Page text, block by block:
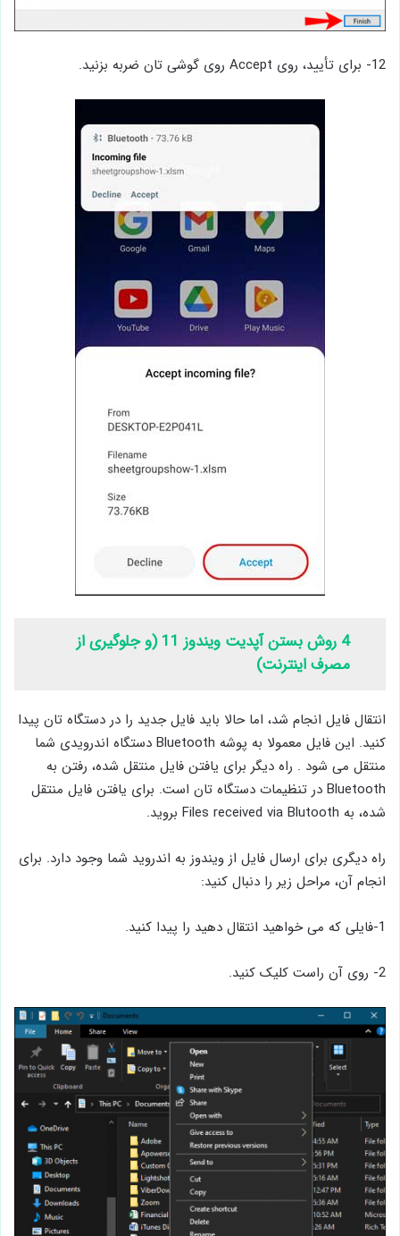
12- برای تأیید، روی Accept روی گوشی تان ضربه بزنید.
4 روش بستن آپدیت ویندوز 11 (و جلوگیری از
مصرف اینترنت)
انتقال فایل انجام شد، اما حالا باید فایل جدید را در دستگاه تان پیدا
کنید. این فایل معمولا به پوشه Bluetooth دستگاه اندرویدی شما
منتقل می شود . راه دیگر برای یافتن فایل منتقل شده، رفتن به
Bluetooth در تنظیمات دستگاه تان است. برای یافتن فایل منتقل
شده، به Files received via Blutooth بروید.
راه دیگری برای ارسال فایل از ویندوز به اندروید شما وجود دارد. برای
انجام آن، مراحل زیر را دنبال کنید:
1-فایلی که می خواهید انتقال دهید را پیدا کنید.
2- روی آن راست کلیک کنید.